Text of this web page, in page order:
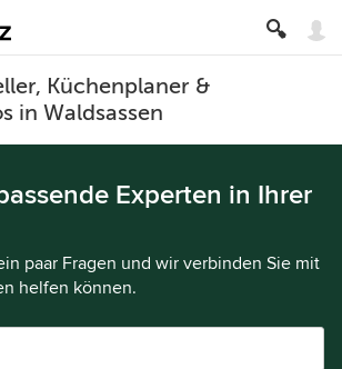
Küchenplaner &
in Waldsassen
Experten in Ihrer
paar Fragen und wir verbinden Sie mit
helfen können.